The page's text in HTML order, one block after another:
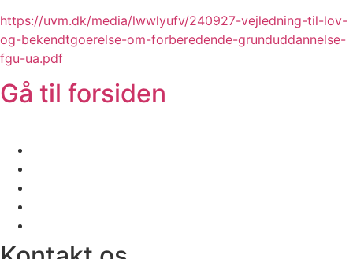
https://uvm.dk/media/lwwlyufv/240927-vejledning-til-lov-
og-bekendtgoerelse-om-forberedende-grunduddannelse-
fgu-ua.pdf
Gå til forsiden